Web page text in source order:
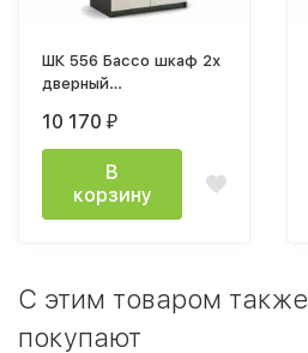
ШК 556 Бассо шкаф 2х
дверный
комбинированный
10 170 ₽
В
корзину
C этим товаром также
покупают